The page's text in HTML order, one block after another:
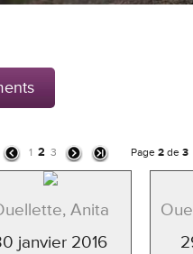
1 2 3 Page 2 de 3
Anita
janvier 2016